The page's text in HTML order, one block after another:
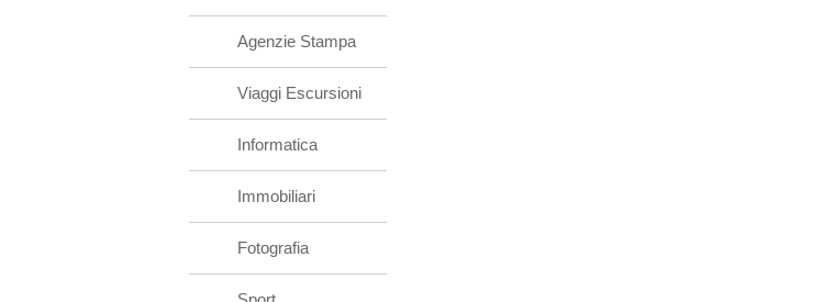
Agenzie Stampa
Viaggi Escursioni
Informatica
Immobiliari
Fotografia